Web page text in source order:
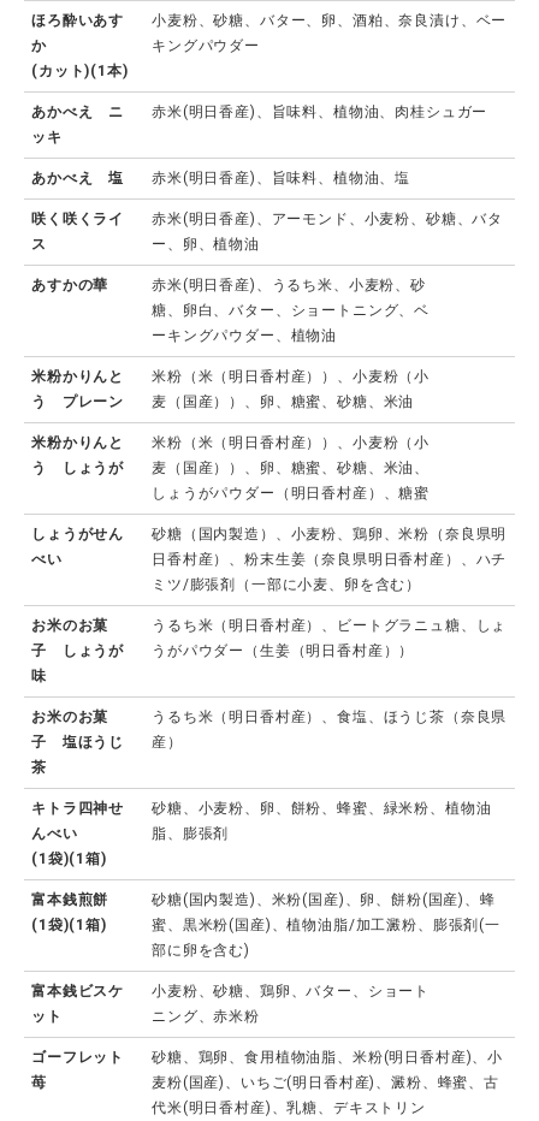
ほろ酔いあす
か
(カット)(1本)
小麦粉、砂糖、バター、卵、酒粕、奈良漬け、ベー
キングパウダー
あかべえ ニ
ッキ
赤米(明日香産)、旨味料、植物油、肉桂シュガー
あかべえ 塩 赤米(明日香産)、旨味料、植物油、塩
咲く咲くライ
ス
赤米(明日香産)、アーモンド、小麦粉、砂糖、バタ
ー、卵、植物油
あすかの華
赤米(明日香産)、うるち米、小麦粉、砂
糖、卵白、バター、ショートニング、ベ
ーキングパウダー、植物油
米粉かりんと
う プレーン
米粉（米（明日香村産））、小麦粉（小
麦（国産））、卵、糖蜜、砂糖、米油
米粉かりんと
う しょうが
米粉（米（明日香村産））、小麦粉（小
麦（国産））、卵、糖蜜、砂糖、米油、
しょうがパウダー（明日香村産）、糖蜜
しょうがせん
べい
砂糖（国内製造）、小麦粉、鶏卵、米粉（奈良県明
日香村産）、粉末生姜（奈良県明日香村産）、ハチ
ミツ/膨張剤（一部に小麦、卵を含む）
お米のお菓
子 しょうが
味
うるち米（明日香村産）、ビートグラニュ糖、しょ
うがパウダー（生姜（明日香村産））
お米のお菓
子 塩ほうじ
茶
うるち米（明日香村産）、食塩、ほうじ茶（奈良県
産）
キトラ四神せ
んべい
(1袋)(1箱)
砂糖、小麦粉、卵、餅粉、蜂蜜、緑米粉、植物油
脂、膨張剤
富本銭煎餅
(1袋)(1箱)
砂糖(国内製造)、米粉(国産)、卵、餅粉(国産)、蜂
蜜、黒米粉(国産)、植物油脂/加工澱粉、膨張剤(一
部に卵を含む)
富本銭ビスケ
ット
小麦粉、砂糖、鶏卵、バター、ショート
ニング、赤米粉
ゴーフレット
苺
砂糖、鶏卵、食用植物油脂、米粉(明日香村産)、小
麦粉(国産)、いちご(明日香村産)、澱粉、蜂蜜、古
代米(明日香村産)、乳糖、デキストリン